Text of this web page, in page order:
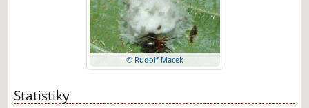
© Rudolf Macek
Statistiky